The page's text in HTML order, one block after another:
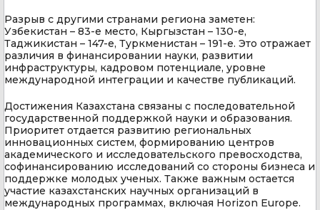
Разрыв с другими странами региона заметен:
Узбекистан – 83-е место, Кыргызстан – 130-е,
Таджикистан – 147-е, Туркменистан – 191-е. Это отражает
различия в финансировании науки, развитии
инфраструктуры, кадровом потенциале, уровне
международной интеграции и качестве публикаций.
Достижения Казахстана связаны с последовательной
государственной поддержкой науки и образования.
Приоритет отдается развитию региональных
инновационных систем, формированию центров
академического и исследовательского превосходства,
софинансированию исследований со стороны бизнеса и
поддержке молодых ученых. Также важным остается
участие казахстанских научных организаций в
международных программах, включая Horizon Europe.